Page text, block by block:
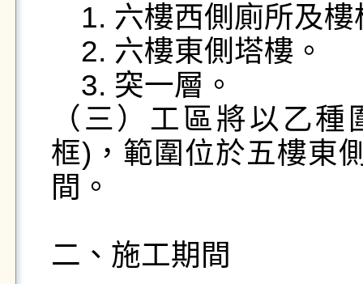
1. 六樓西側廁所及樓
2. 六樓東側塔樓。
3. 突一層。
（三）工區將以乙
框)，範圍位於五樓東
間。
二、施工期間